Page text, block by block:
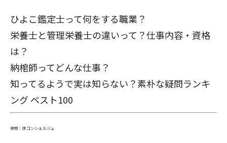
ひよこ鑑定士って何をする職業？
栄養士と管理栄養士の違いって？仕事内容・資格
は？
納棺師ってどんな仕事？
知ってるようで実は知らない？素朴な疑問ランキ
ング ベスト100
参照： 休コンシェルジュ